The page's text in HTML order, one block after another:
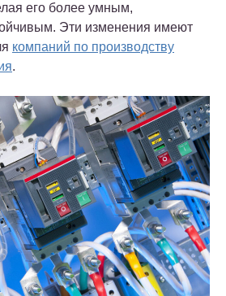
его более умным,
Эти изменения имеют
компаний по производству
.